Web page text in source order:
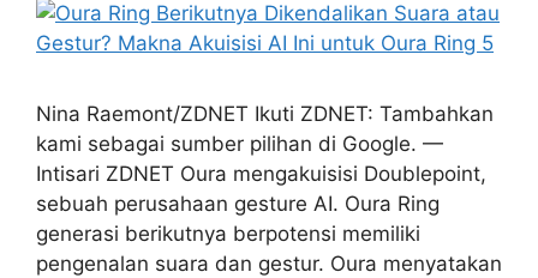
Nina Raemont/ZDNET Ikuti ZDNET: Tambahkan
kami sebagai sumber pilihan di Google. —
Intisari ZDNET Oura mengakuisisi Doublepoint,
sebuah perusahaan gesture AI. Oura Ring
generasi berikutnya berpotensi memiliki
pengenalan suara dan gestur. Oura menyatakan